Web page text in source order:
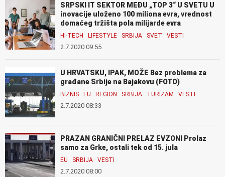
SRPSKI IT SEKTOR MEĐU „TOP 3“ U SVETU U
inovacije uloženo 100 miliona evra, vrednost
domaćeg tržišta pola milijarde evra
HI-TECH LIFESTYLE SRBIJA SVET VESTI
2.7.2020 09:55
U HRVATSKU, IPAK, MOŽE Bez problema za
građane Srbije na Bajakovu (FOTO)
BIZNIS EU REGION SRBIJA TURIZAM VESTI
2.7.2020 08:33
PRAZAN GRANIČNI PRELAZ EVZONI Prolaz
samo za Grke, ostali tek od 15. jula
EU SRBIJA VESTI
2.7.2020 08:00